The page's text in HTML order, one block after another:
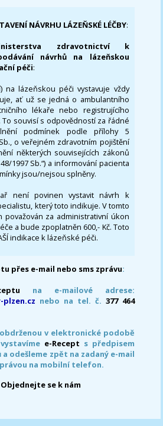
NÁVRHU LÁZEŇSKÉ LÉČBY:
zdravotnictví k
návrhů na lázeňskou
péči:
na lázeňskou péči vystavuje vždy
ať už se jedná o ambulantního
lékaře nebo registrujícího
souvisí s odpovědností za řádné
podmínek podle přílohy 5
o veřejném zdravotním pojištění
některých souvisejících zákonů
1997 Sb.“) a informování pacienta
jsou/nejsou splněny.
není povinen vystavit návrh k
který toto indikuje. V tomto
za administrativní úkon
a bude zpoplatněn 600,- Kč. Toto
indikace k lázeňské péči.
přes e-mail nebo sms zprávu:
na e-mailové adrese:
nebo na tel. č. 377 464
v elektronické podobě
e-Recept s předpisem
odešleme zpět na zadaný e-mail
na mobilní telefon.
Objednejte se k nám